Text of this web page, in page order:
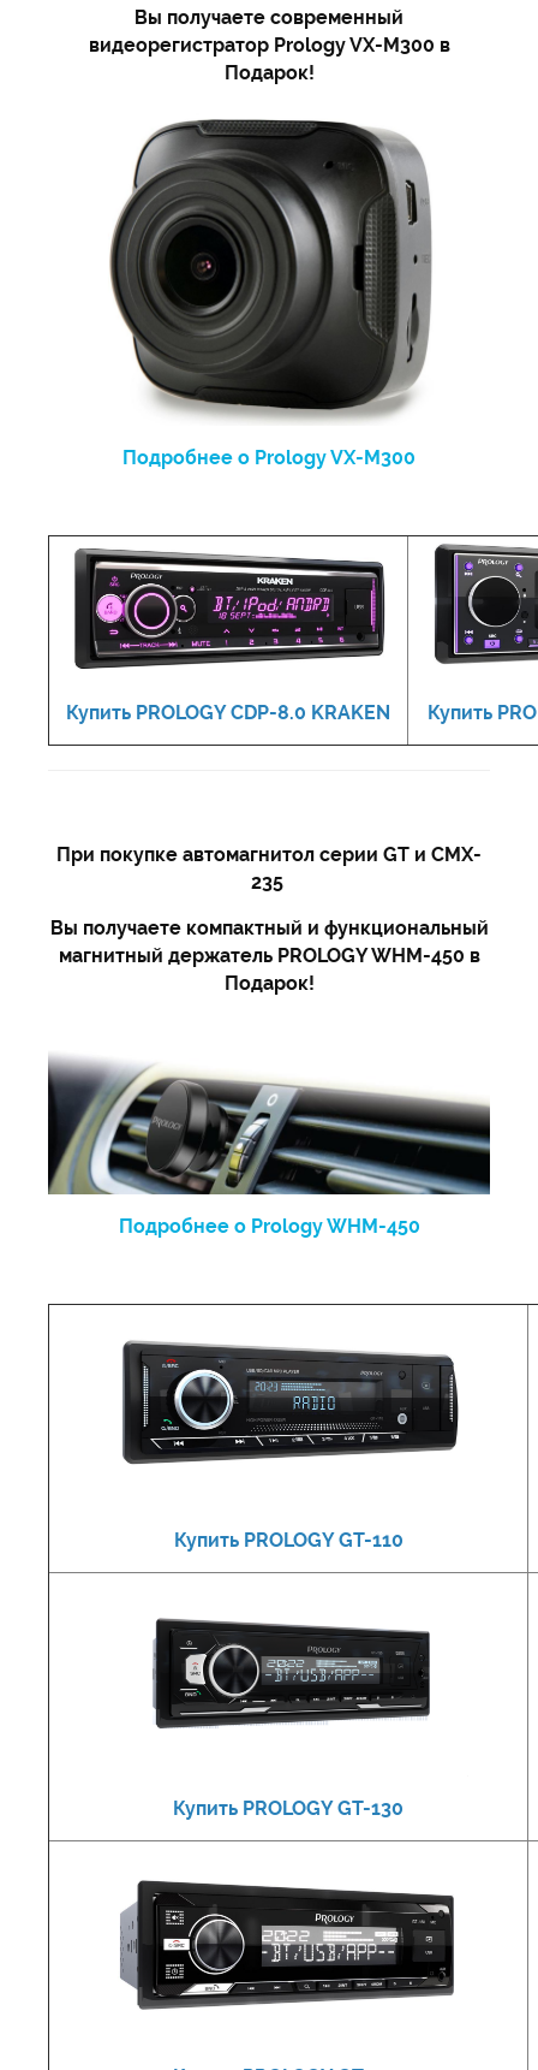
Вы получаете современный
видеорегистратор Prology VX-M300 в
Подарок!
Подробнее о Prology VX-M300
Купить PROLOGY CDP-8.0 KRAKEN Купить
При покупке автомагнитол серии GT и CMX-
235
Вы получаете компактный и функциональный
магнитный держатель PROLOGY WHM-450 в
Подарок!
Подробнее о Prology WHM-450
Купить PROLOGY GT-110
Купить PROLOGY GT-130